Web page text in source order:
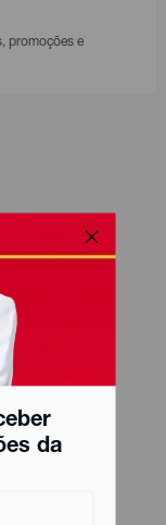
da
promoções e